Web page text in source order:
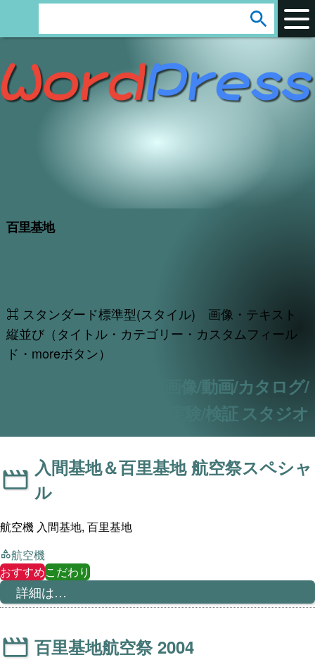
百里基地
⌘ スタンダード標準型(スタイル) 画像・テキスト
縦並び（タイトル・カテゴリー・カスタムフィール
ド・moreボタン）
アフィリエイト/CSV/画像/動画/カタログ/
実験/検証 スタジオ
e
r
arrow_circle_down
入間基地＆百里基地 航空祭スペシャ
ル
航空機 入間基地, 百里基地
航空機
おすすめこだわり
詳細は…
百里基地航空祭 2004